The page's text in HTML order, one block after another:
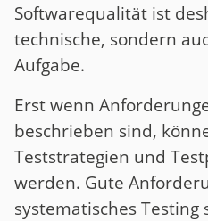
Softwarequalität ist
technische, sondern
Aufgabe.
Erst wenn
beschrieben sind,
Teststrategien und
werden. Gute
systematisches